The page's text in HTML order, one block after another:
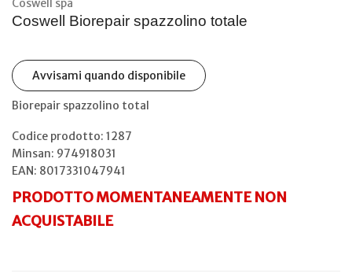
Coswell spa
Coswell Biorepair spazzolino totale
Avvisami quando disponibile
Biorepair spazzolino total
Codice prodotto: 1287
Minsan: 974918031
EAN: 8017331047941
PRODOTTO MOMENTANEAMENTE NON
ACQUISTABILE